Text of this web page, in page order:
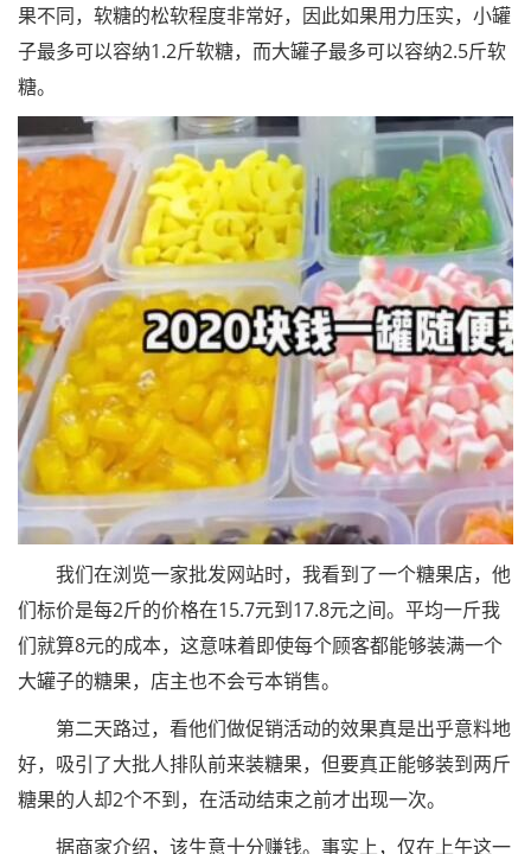
果不同，软糖的松软程度非常好，因此如果用力压实，小罐
子最多可以容纳1.2斤软糖，而大罐子最多可以容纳2.5斤软
糖。
我们在浏览一家批发网站时，我看到了一个糖果店，他
们标价是每2斤的价格在15.7元到17.8元之间。平均一斤我
们就算8元的成本，这意味着即使每个顾客都能够装满一个
大罐子的糖果，店主也不会亏本销售。
第二天路过，看他们做促销活动的效果真是出乎意料地
好，吸引了大批人排队前来装糖果，但要真正能够装到两斤
糖果的人却2个不到，在活动结束之前才出现一次。
据商家介绍，该生意十分赚钱。事实上，仅在上午这一